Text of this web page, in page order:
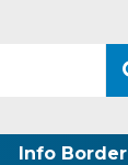
Info Border